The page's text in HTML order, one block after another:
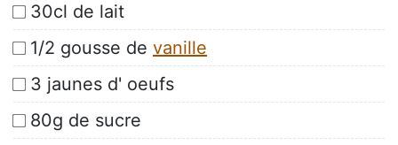
30cl de lait
1/2 gousse de vanille
3 jaunes d' oeufs
80g de sucre